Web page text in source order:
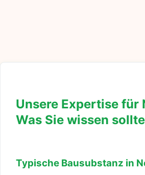
Unsere Expertise für
Was Sie wissen
Typische Bausubstanz in